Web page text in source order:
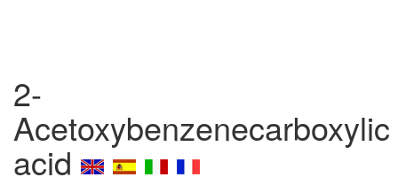
2-
Acetoxybenzenecarboxylic
acid